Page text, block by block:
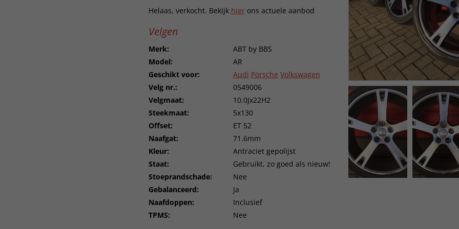
Helaas, verkocht. Bekijk hierons actuele aanbod
Velgen
Merk:
ABT by BBS
Model:
AR
Geschikt voor:
Audi Porsche Volkswagen
Velg nr.:
0549006
Velgmaat:
10.0Jx22H2
Steekmaat:
5x130
Offset:
ET 52
Naafgat:
71.6mm
Kleur:
Antraciet gepolijst
Staat:
Gebruikt, zo goed als nieuw!
Stoeprandschade:
Nee
Gebalanceerd:
Ja
Naafdoppen:
Inclusief
TPMS:
Nee